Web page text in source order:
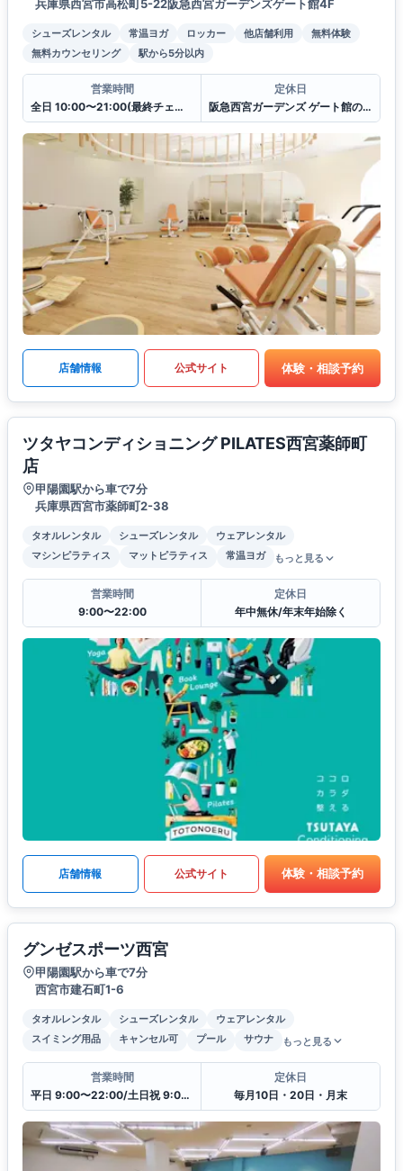
兵庫県西宮市高松町5-22阪急西宮ガーデンズゲート館4F
シューズレンタル 常温ヨガ ロッカー 他店舗利用
無料体験
無料カウンセリング
駅から5分以内
営業時間
全日 10:00〜21:00(最終チェックイン20:30)
定休日
阪急西宮ガーデンズ ゲート館の休館日に準ずる
店舗情報 公式サイト 体験・相談予約
ツタヤコンディショニング PILATES西宮薬師町
店
甲陽園駅から車で7分
兵庫県西宮市薬師町2-38
タオルレンタル シューズレンタル
ウェアレンタル
マシンピラティス
マットピラティス 常温ヨガ もっと見る
営業時間
9:00〜22:00
定休日
年中無休/年末年始除く
店舗情報 公式サイト 体験・相談予約
グンゼスポーツ西宮
甲陽園駅から車で7分
西宮市建石町1-6
タオルレンタル シューズレンタル
ウェアレンタル
スイミング用品
キャンセル可 プール サウナ もっと見る
営業時間
平日 9:00〜22:00/土日祝 9:00〜18:00
定休日
毎月10日・20日・月末